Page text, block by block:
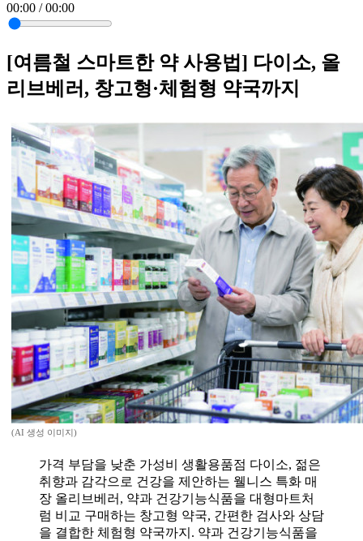
00:00 / 00:00
[여름철 스마트한 약 사용법] 다이소, 올
리브베러, 창고형·체험형 약국까지
(AI 생성 이미지)
가격 부담을 낮춘 가성비 생활용품점 다이소, 젊은
취향과 감각으로 건강을 제안하는 웰니스 특화 매
장 올리브베러, 약과 건강기능식품을 대형마트처
럼 비교 구매하는 창고형 약국, 간편한 검사와 상담
을 결합한 체험형 약국까지. 약과 건강기능식품을